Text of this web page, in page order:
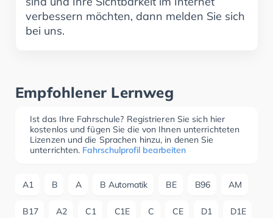
verbessern möchten, dann melden Sie sich
bei uns.
Empfohlener Lernweg
Ist das Ihre Fahrschule? Registrieren Sie sich hier
kostenlos und fügen Sie die von Ihnen unterrichteten
Lizenzen und die Sprachen hinzu, in denen Sie
unterrichten. Fahrschulprofil bearbeiten
A1 B A B Automatik BE B96 AM
B17 A2 C1 C1E C CE D1 D1E